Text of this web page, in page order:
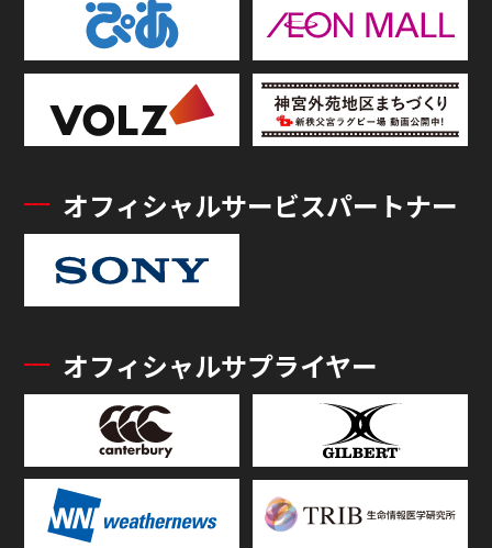
オフィシャルサービスパートナー
オフィシャルサプライヤー